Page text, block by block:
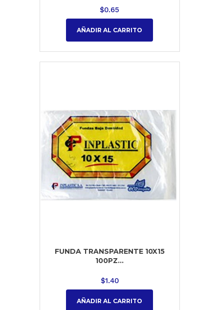
$0.65
AÑADIR AL CARRITO
FUNDA TRANSPARENTE 10X15
100PZ...
$1.40
AÑADIR AL CARRITO